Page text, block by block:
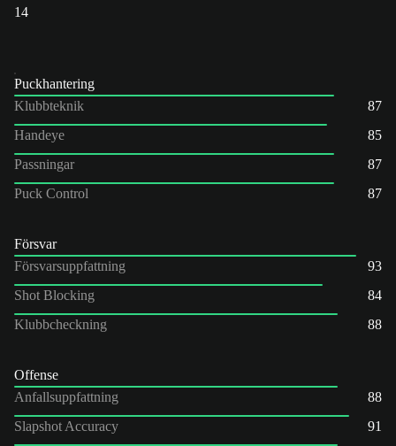
14
Puckhantering
Klubbteknik
87
Handeye
85
Passningar
87
Puck Control
87
Försvar
Försvarsuppfattning
93
Shot Blocking
84
Klubbcheckning
88
Offense
Anfallsuppfattning
88
Slapshot Accuracy
91